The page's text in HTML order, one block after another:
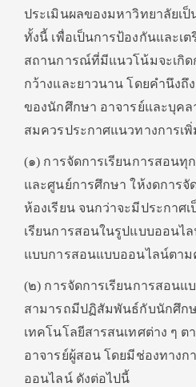
ประเมินผลของมหาวิทยาลัยเป็
ทั้งนี้ เพื่อเป็นการป้องกันและเ
สถานการณ์ที่มีแนวโน้มจะเกิด
กว้างและยาวนาน โดยคํานึง
ของนักศึกษา อาจารย์และบุคล
สมควรประกาศแนวทางการเ
(๑) การจัดการเรียนการสอนทุ
และศูนย์การศึกษา ให้งดการจั
ห้องเรียน จนกว่าจะมีประกาศ
เรียนการสอนในรูปแบบออนไ
แบบการสอนแบบออนไลน์ตาม
(๒) การจัดการเรียนการสอนแ
สามารถมีปฏิสัมพันธ์กับนักศึก
เทคโนโลยีสารสนเทศต่าง ๆ
อาจารย์ผู้สอน โดยมีช่องทางก
ออนไลน์ ดังต่อไปนี้